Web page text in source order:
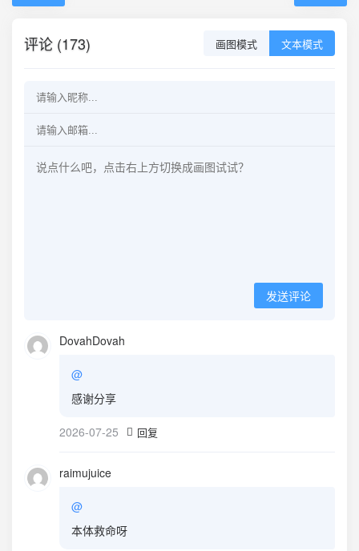
评论 (173) 画图模式 文本模式
发送评论
DovahDovah
@
感谢分享
2026-07-25 回复
raimujuice
@
本体救命呀